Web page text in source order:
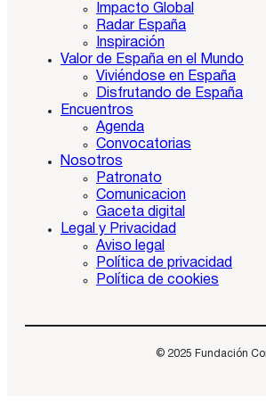
Impacto Global
Radar España
Inspiración
Valor de España en el Mundo
Viviéndose en España
Disfrutando de España
Encuentros
Agenda
Convocatorias
Nosotros
Patronato
Comunicacion
Gaceta digital
Legal y Privacidad
Aviso legal
Política de privacidad
Política de cookies
© 2025 Fundación